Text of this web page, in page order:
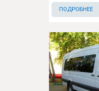
ПОДРОБНЕЕ